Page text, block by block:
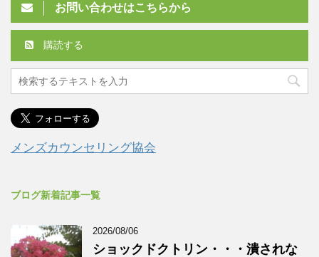
お問い合わせはこちらから
購読する
メンズカウンセリング協会
ブログ新着記事一覧
2026/08/06
ショックドクトリン・・・潰されな